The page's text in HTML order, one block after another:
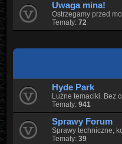
Uwaga mina!
Ostrzegamy przed
Tematy: 72
Hyde Park
Luźne temaciki. Bez
Tematy: 941
Sprawy Forum
Sprawy techniczne,
Tematy: 39